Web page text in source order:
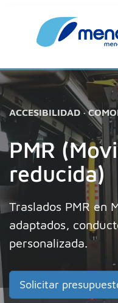
ACCESIBILIDAD ·
PMR
reducida)
Traslados PMR en
adaptados,
personalizada.
Solicitar